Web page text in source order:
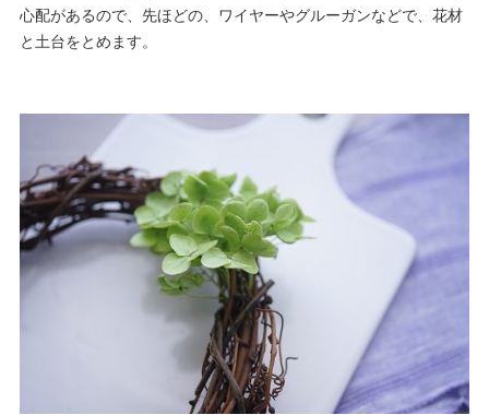
心配があるので、先ほどの、ワイヤーやグルーガンなどで、花材
と土台をとめます。